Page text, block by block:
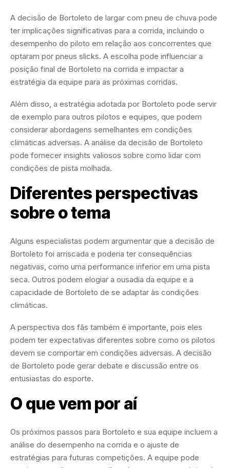
A decisão de Bortoleto de largar com pneu de chuva pode
ter implicações significativas para a corrida, incluindo o
desempenho do piloto em relação aos concorrentes que
optaram por pneus slicks. A escolha pode influenciar a
posição final de Bortoleto na corrida e impactar a
estratégia da equipe para as próximas corridas.
Além disso, a estratégia adotada por Bortoleto pode servir
de exemplo para outros pilotos e equipes, que podem
considerar abordagens semelhantes em condições
climáticas adversas. A análise da decisão de Bortoleto
pode fornecer insights valiosos sobre como lidar com
condições de pista molhada.
Diferentes perspectivas
sobre o tema
Alguns especialistas podem argumentar que a decisão de
Bortoleto foi arriscada e poderia ter consequências
negativas, como uma performance inferior em uma pista
seca. Outros podem elogiar a ousadia da equipe e a
capacidade de Bortoleto de se adaptar às condições
climáticas.
A perspectiva dos fãs também é importante, pois eles
podem ter expectativas diferentes sobre como os pilotos
devem se comportar em condições adversas. A decisão
de Bortoleto pode gerar debate e discussão entre os
entusiastas do esporte.
O que vem por aí
Os próximos passos para Bortoleto e sua equipe incluem a
análise do desempenho na corrida e o ajuste de
estratégias para futuras competições. A equipe pode